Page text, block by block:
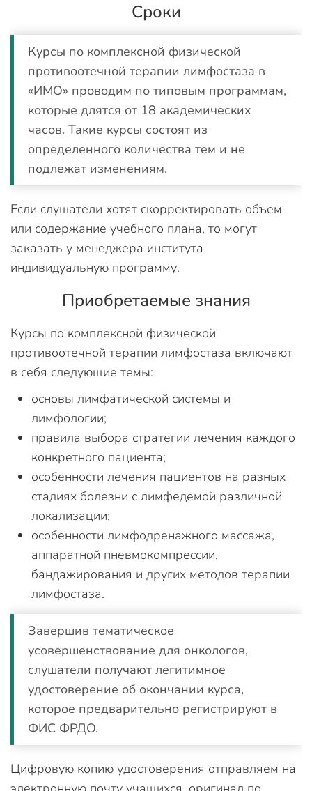
Сроки
Курсы по комплексной физической
противоотечной терапии лимфостаза в
«ИМО» проводим по типовым программам,
которые длятся от 18 академических
часов. Такие курсы состоят из
определенного количества тем и не
подлежат изменениям.
Если слушатели хотят скорректировать объем
или содержание учебного плана, то могут
заказать у менеджера института
индивидуальную программу.
Приобретаемые знания
Курсы по комплексной физической
противоотечной терапии лимфостаза включают
в себя следующие темы:
основы лимфатической системы и
лимфологии;
правила выбора стратегии лечения каждого
конкретного пациента;
особенности лечения пациентов на разных
стадиях болезни с лимфедемой различной
локализации;
особенности лимфодренажного массажа,
аппаратной пневмокомпрессии,
бандажирования и других методов терапии
лимфостаза.
Завершив тематическое
усовершенствование для онкологов,
слушатели получают легитимное
удостоверение об окончании курса,
которое предварительно регистрируют в
ФИС ФРДО.
Цифровую копию удостоверения отправляем на